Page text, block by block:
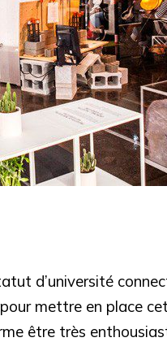
d’université
mettre en place
être très